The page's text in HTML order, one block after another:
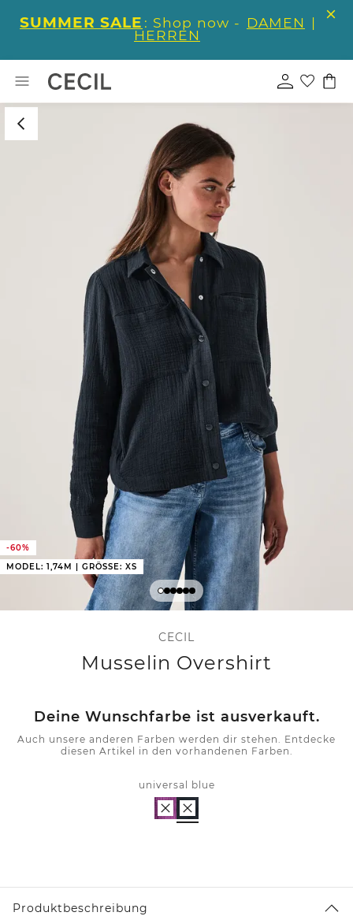
SUMMER SALE : Shop now - DAMEN |
HERREN
-60%
MODEL: 1,74M | GRÖSSE: XS
CECIL
Musselin Overshirt
Deine Wunschfarbe ist ausverkauft.
Auch unsere anderen Farben werden dir stehen. Entdecke
diesen Artikel in den vorhandenen Farben.
universal blue
Produktbeschreibung